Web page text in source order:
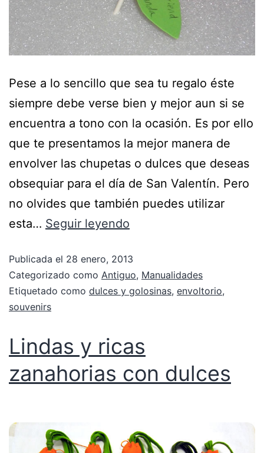
Pese a lo sencillo que sea tu regalo éste
siempre debe verse bien y mejor aun si se
encuentra a tono con la ocasión. Es por ello
que te presentamos la mejor manera de
envolver las chupetas o dulces que deseas
obsequiar para el día de San Valentín. Pero
no olvides que también puedes utilizar
esta… Seguir leyendo
Publicada el 28 enero, 2013
Categorizado como Antiguo, Manualidades
Etiquetado como dulces y golosinas, envoltorio,
souvenirs
Lindas y ricas
zanahorias con dulces